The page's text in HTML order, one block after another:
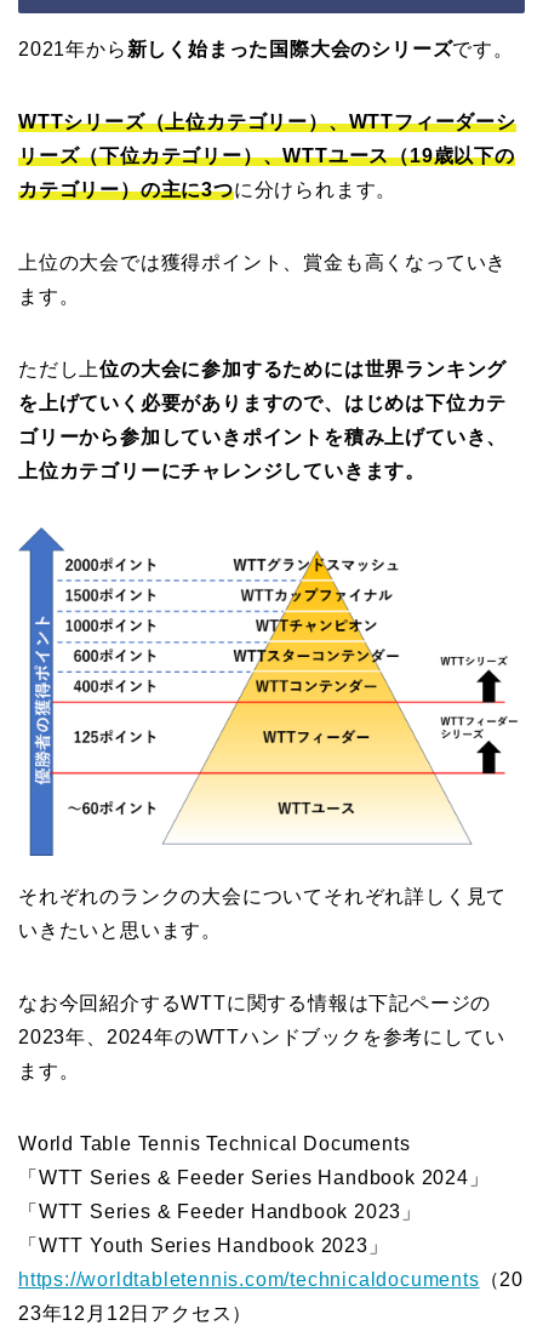
2021年から 新しく始まった国際大会のシリーズです。
WTTシリーズ（上位カテゴリー）、WTTフィーダーシ
リーズ（下位カテゴリー）、WTTユース（19歳以下の
カテゴリー）の主に3つに分けられます。
上位の大会では獲得ポイント、賞金も高くなっていき
ます。
ただし上位の大会に参加するためには世界ランキング
を上げていく必要がありますので、はじめは下位カテ
ゴリーから参加していきポイントを積み上げていき、
上位カテゴリーにチャレンジしていきます。
それぞれのランクの大会についてそれぞれ詳しく見て
いきたいと思います。
なお今回紹介するWTTに関する情報は下記ページの
2023年、2024年のWTTハンドブックを参考にしてい
ます。
World Table Tennis Technical Documents
「WTT Series & Feeder Series Handbook 2024」
「WTT Series & Feeder Handbook 2023」
「WTT Youth Series Handbook 2023」
https://worldtabletennis.com/technicaldocuments （20
23年12月12日アクセス）